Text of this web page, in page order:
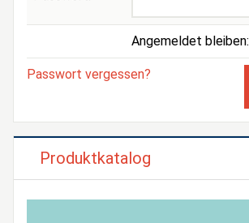
Angemeldet bleiben:
Passwort vergessen?
Produktkatalog